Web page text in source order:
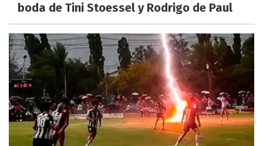
boda de Tini Stoessel y Rodrigo de Paul